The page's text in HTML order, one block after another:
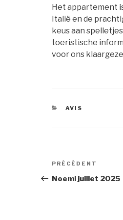
Het appartement
Italië en de
keus aan
toeristische
voor ons
CATÉGORIES
AVIS
Navigation
de
Article
précédent
PRÉCÉDENT
Noemi juillet 2025